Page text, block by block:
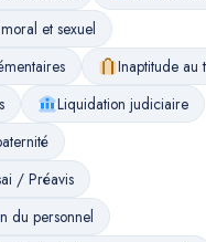
et sexuel
Inaptitude au
Liquidation judiciaire
/ Préavis
du personnel